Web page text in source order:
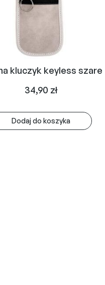
kluczyk keyless szare
34,90 zł
Dodaj do koszyka